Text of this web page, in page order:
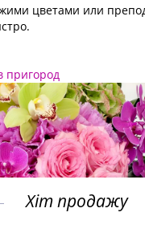
цветами или
пригород
Хіт продажу